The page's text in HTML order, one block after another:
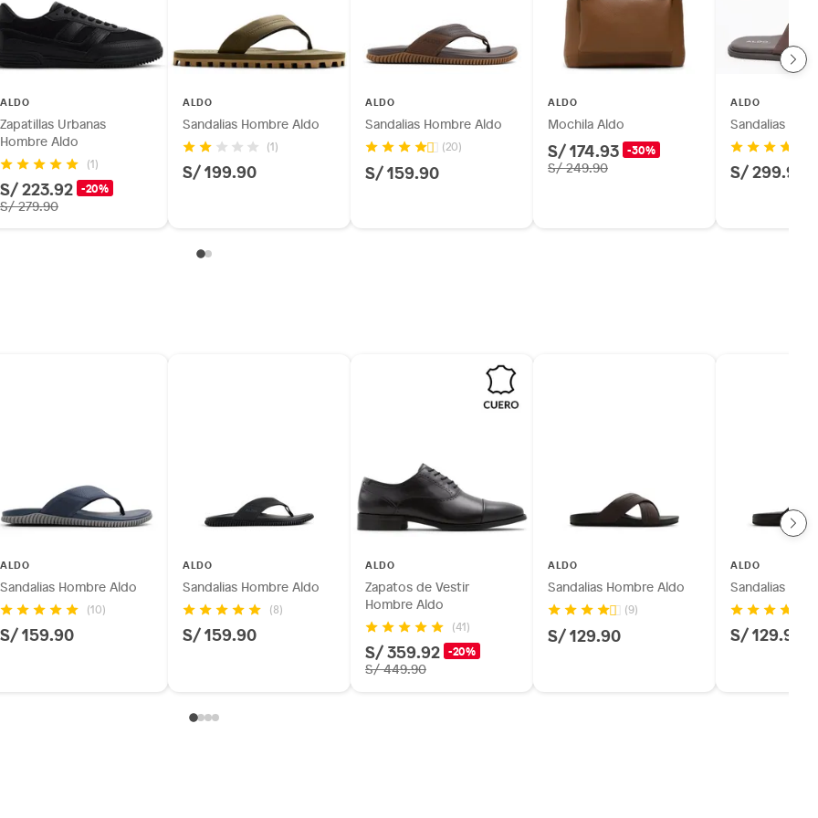
ALDO
Zapatillas Urbanas
Hombre Aldo
(1)
S/ 223.92 -20%
S/ 279.90
ALDO
Sandalias Hombre Aldo
(1)
S/ 199.90
ALDO
Sandalias Hombre Aldo
(20)
S/ 159.90
ALDO
Mochila Aldo
S/ 174.93 -30%
S/ 249.90
ALDO
Sandalias
S/ 299.90
ALDO
Sandalias Hombre Aldo
(10)
S/ 159.90
ALDO
Sandalias Hombre Aldo
(8)
S/ 159.90
ALDO
Zapatos de Vestir
Hombre Aldo
(41)
S/ 359.92 -20%
S/ 449.90
ALDO
Sandalias Hombre Aldo
(9)
S/ 129.90
ALDO
Sandalias
S/ 129.90